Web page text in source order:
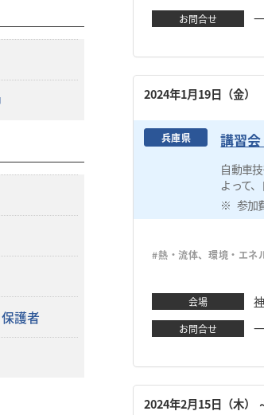
お問合せ
2024年1月19日（金）
兵庫県 講習
自動車
よって
参加
#熱・流体、環境・エネ
会場
お問合せ
2024年2月15日（木）
護者